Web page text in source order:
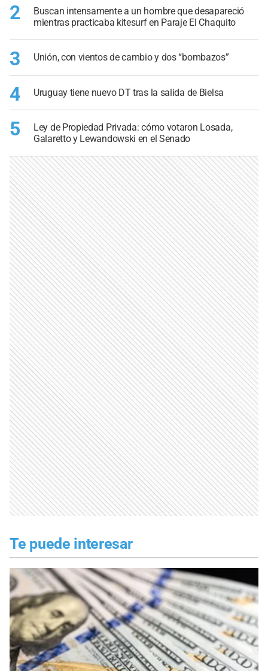
2
Buscan intensamente a un hombre que desapareció
mientras practicaba kitesurf en Paraje El Chaquito
3 Unión, con vientos de cambio y dos “bombazos”
4 Uruguay tiene nuevo DT tras la salida de Bielsa
5
Ley de Propiedad Privada: cómo votaron Losada,
Galaretto y Lewandowski en el Senado
Te puede interesar